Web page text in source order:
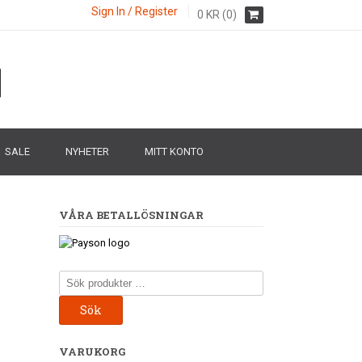
Sign In / Register 0 KR (0)
SALE NYHETER MITT KONTO
VÅRA BETALLÖSNINGAR
Sök
efter:
Sök
VARUKORG